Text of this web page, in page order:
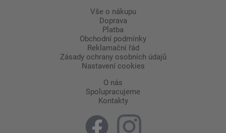
Vše o nákupu
Doprava
Platba
Obchodní podmínky
Reklamační řád
Zásady ochrany osobních údajů
Nastavení cookies
O nás
Spolupracujeme
Kontakty